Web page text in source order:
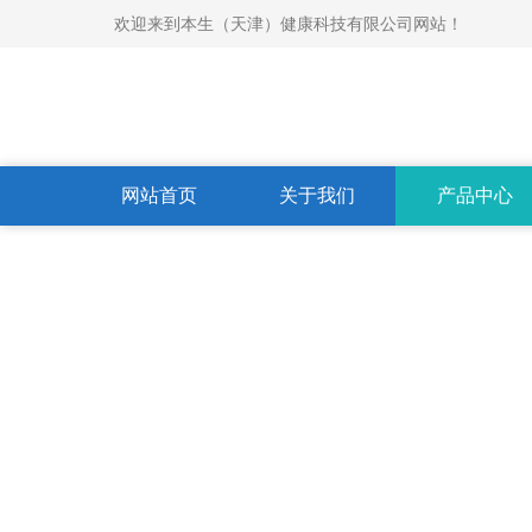
欢迎来到本生（天津）健康科技有限公司网站！
网站首页 关于我们 产品中心